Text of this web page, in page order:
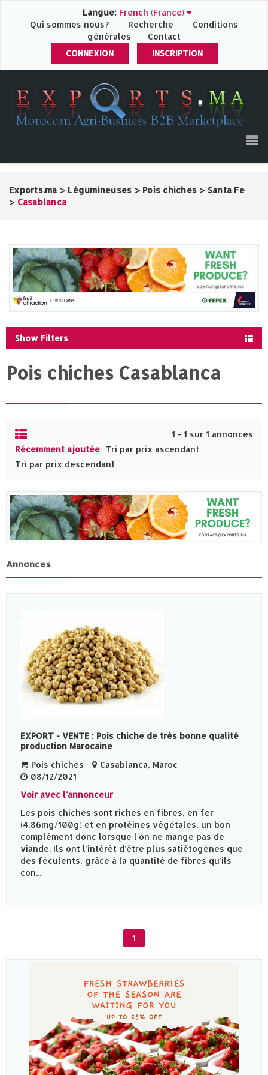
Langue: French (France)
Qui sommes nous?
Recherche
Conditions
générales
Contact
CONNEXION
INSCRIPTION
Exports.ma > Légumineuses > Pois chiches > Santa Fe
> Casablanca
Show Filters
Pois chiches Casablanca
1 - 1 sur 1 annonces
Récemment ajoutée Tri par prix ascendant
Tri par prix descendant
Annonces
EXPORT - VENTE : Pois chiche de très bonne qualité
production Marocaine
Pois chiches
Casablanca, Maroc
08/12/2021
Voir avec l'annonceur
Les pois chiches sont riches en fibres, en fer
(4,86mg/100g) et en protéines végétales, un bon
complément donc lorsque l'on ne mange pas de
viande. Ils ont l'intérêt d'être plus satiétogènes que
des féculents, grâce à la quantité de fibres qu'ils
con...
1